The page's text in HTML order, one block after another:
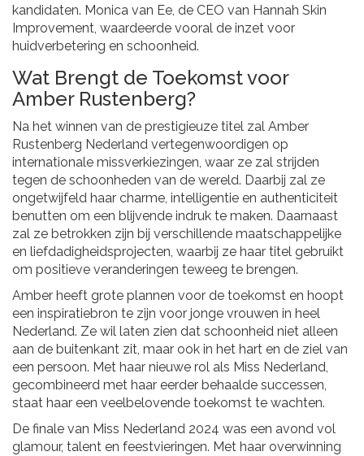
kandidaten. Monica van Ee, de CEO van Hannah Skin
Improvement, waardeerde vooral de inzet voor
huidverbetering en schoonheid.
Wat Brengt de Toekomst voor
Amber Rustenberg?
Na het winnen van de prestigieuze titel zal Amber
Rustenberg Nederland vertegenwoordigen op
internationale missverkiezingen, waar ze zal strijden
tegen de schoonheden van de wereld. Daarbij zal ze
ongetwijfeld haar charme, intelligentie en authenticiteit
benutten om een blijvende indruk te maken. Daarnaast
zal ze betrokken zijn bij verschillende maatschappelijke
en liefdadigheidsprojecten, waarbij ze haar titel gebruikt
om positieve veranderingen teweeg te brengen.
Amber heeft grote plannen voor de toekomst en hoopt
een inspiratiebron te zijn voor jonge vrouwen in heel
Nederland. Ze wil laten zien dat schoonheid niet alleen
aan de buitenkant zit, maar ook in het hart en de ziel van
een persoon. Met haar nieuwe rol als Miss Nederland,
gecombineerd met haar eerder behaalde successen,
staat haar een veelbelovende toekomst te wachten.
De finale van Miss Nederland 2024 was een avond vol
glamour, talent en feestvieringen. Met haar overwinning